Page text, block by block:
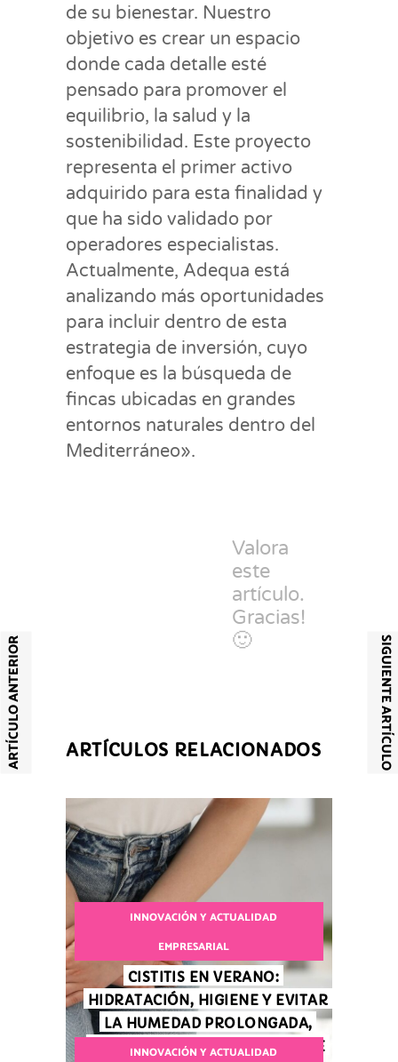
de su bienestar. Nuestro
objetivo es crear un espacio
donde cada detalle esté
pensado para promover el
equilibrio, la salud y la
sostenibilidad. Este proyecto
representa el primer activo
adquirido para esta finalidad y
que ha sido validado por
operadores especialistas.
Actualmente, Adequa está
analizando más oportunidades
para incluir dentro de esta
estrategia de inversión, cuyo
enfoque es la búsqueda de
fincas ubicadas en grandes
entornos naturales dentro del
Mediterráneo».
Valora
este
artículo.
Gracias!
🙂
ARTÍCULO ANTERIOR SIGUIENTE ARTÍCULO
ARTÍCULOS RELACIONADOS
INNOVACIÓN Y ACTUALIDAD
EMPRESARIAL
CISTITIS EN VERANO:
HIDRATACIÓN, HIGIENE Y EVITAR
LA HUMEDAD PROLONGADA,
CLAVES PARA PREVENIR UNA DE
INNOVACIÓN Y ACTUALIDAD